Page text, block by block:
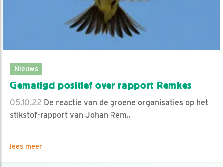
Nieuws
Gematigd positief over rapport Remkes
05.10.22 De reactie van de groene organisaties op het
stikstof-rapport van Johan Rem..
lees meer